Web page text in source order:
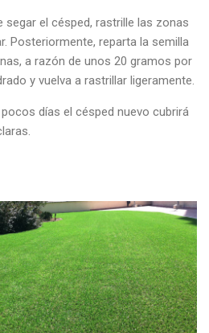
segar el césped, rastrille las zonas
Posteriormente, reparta la semilla
a razón de unos 20 gramos por
y vuelva a rastrillar ligeramente.
pocos días el césped nuevo cubrirá